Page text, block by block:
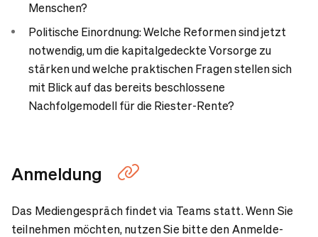
Menschen?
Politische Einordnung: Welche Reformen sind jetzt
notwendig, um die kapitalgedeckte Vorsorge zu
stärken und welche praktischen Fragen stellen sich
mit Blick auf das bereits beschlossene
Nachfolgemodell für die Riester-Rente?
Anmeldung
Das Mediengespräch findet via Teams statt. Wenn Sie
teilnehmen möchten, nutzen Sie bitte den Anmelde-